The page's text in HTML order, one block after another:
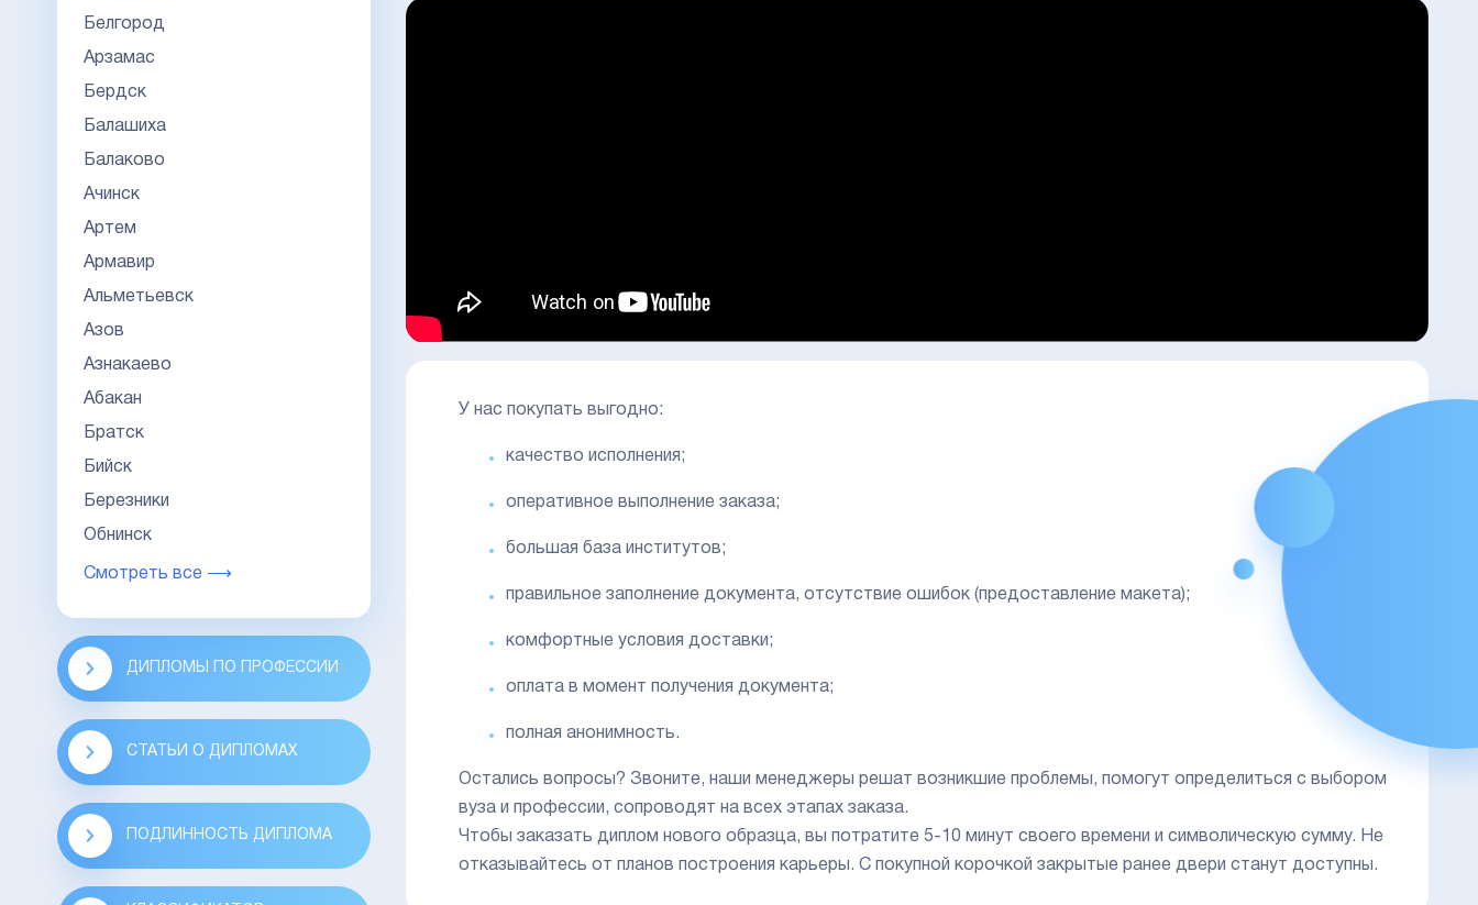
Белгород
Арзамас
Бердск
Балашиха
Балаково
Ачинск
Артем
Армавир
Альметьевск
Азов
Азнакаево
Абакан
Братск
Бийск
Березники
Обнинск
Смотреть все ⟶
ДИПЛОМЫ ПО ПРОФЕССИИ
СТАТЬИ О ДИПЛОМАХ
ПОДЛИННОСТЬ ДИПЛОМА
У нас покупать выгодно:
качество исполнения;
оперативное выполнение заказа;
большая база институтов;
правильное заполнение документа, отсутствие ошибок (предоставление макета);
комфортные условия доставки;
оплата в момент получения документа;
полная анонимность.
Остались вопросы? Звоните, наши менеджеры решат возникшие проблемы, помогут определиться с выбором
вуза и профессии, сопроводят на всех этапах заказа.
Чтобы заказать диплом нового образца, вы потратите 5-10 минут своего времени и символическую сумму. Не
отказывайтесь от планов построения карьеры. С покупной корочкой закрытые ранее двери станут доступны.